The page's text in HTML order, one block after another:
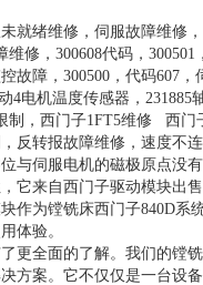
就绪维修，伺服故障维修
修，300608代码，
故障，300500，代码607
4电机温度传感器，
制，西门子1FT5维修
反转报故障维修，速度不
与伺服电机的磁极原点没
它来自西门子驱动模块出
作为镗铣床西门子840D
体验。
更全面的了解。我们的镗
方案。它不仅仅是一台设